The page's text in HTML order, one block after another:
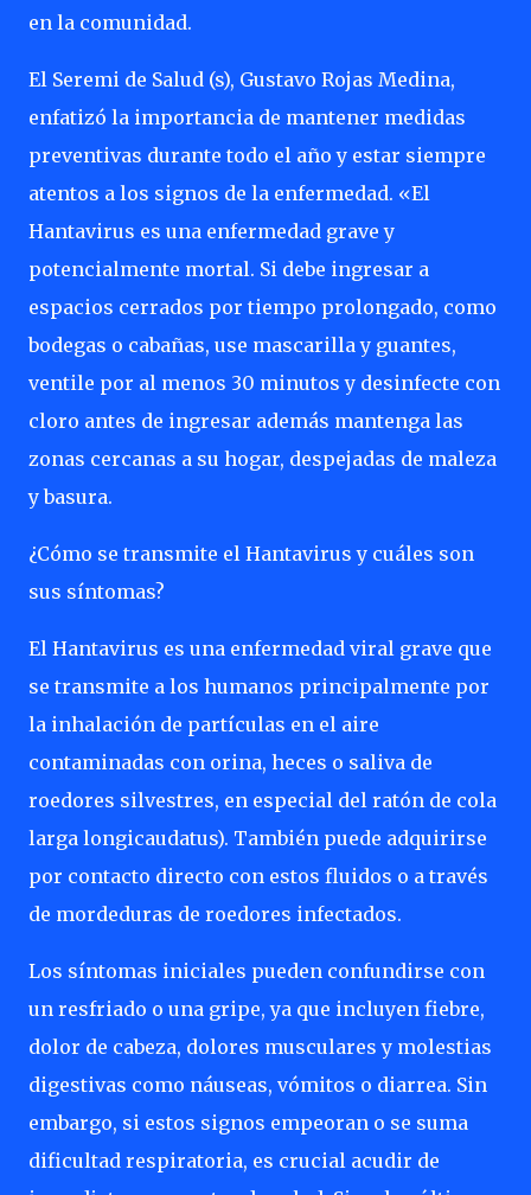
en la comunidad.
El Seremi de Salud (s), Gustavo Rojas Medina,
enfatizó la importancia de mantener medidas
preventivas durante todo el año y estar siempre
atentos a los signos de la enfermedad. «El
Hantavirus es una enfermedad grave y
potencialmente mortal. Si debe ingresar a
espacios cerrados por tiempo prolongado, como
bodegas o cabañas, use mascarilla y guantes,
ventile por al menos 30 minutos y desinfecte con
cloro antes de ingresar además mantenga las
zonas cercanas a su hogar, despejadas de maleza
y basura.
¿Cómo se transmite el Hantavirus y cuáles son
sus síntomas?
El Hantavirus es una enfermedad viral grave que
se transmite a los humanos principalmente por
la inhalación de partículas en el aire
contaminadas con orina, heces o saliva de
roedores silvestres, en especial del ratón de cola
larga longicaudatus). También puede adquirirse
por contacto directo con estos fluidos o a través
de mordeduras de roedores infectados.
Los síntomas iniciales pueden confundirse con
un resfriado o una gripe, ya que incluyen fiebre,
dolor de cabeza, dolores musculares y molestias
digestivas como náuseas, vómitos o diarrea. Sin
embargo, si estos signos empeoran o se suma
dificultad respiratoria, es crucial acudir de